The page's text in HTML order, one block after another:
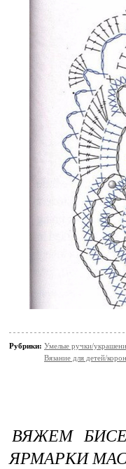
Рубрики: Умелые ручки/
Вязание для детей/
ВЯЖЕМ
ЯРМАРКИ